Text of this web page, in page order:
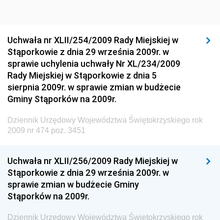
Środowiska
Dziennik Urzędowy Ministerstwa Administracji,
Gospodarki Terenowej i Ochrony Środowiska
Dziennik Urzędowy Ministerstwa Administracji i
Gospodarki Przestrzennej
Dziennik Urzędowy Unii Europejskiej, L
Dziennik Urzędowy Ministerstwa Komunikacji
Chemicznego i Lekkiego
Dziennik Urzędowy Ministerstwa Rolnictwa i
Gospodarki Żywnościowej
Społecznej
Uchwała nr XLII/254/2009 Rady Miejskiej w
Stąporkowie z dnia 29 września 2009r. w
sprawie uchylenia uchwały Nr XL/234/2009
Rady Miejskiej w Stąporkowie z dnia 5
sierpnia 2009r. w sprawie zmian w budżecie
Gminy Stąporków na 2009r.
Dziennik Urzędowy Województwa Świętokrzyskiego rok
2009 nr 474 poz. 3451
Uchwała nr XLII/256/2009 Rady Miejskiej w
Stąporkowie z dnia 29 września 2009r. w
sprawie zmian w budżecie Gminy
Stąporków na 2009r.
Dziennik Urzędowy Województwa Świętokrzyskiego rok